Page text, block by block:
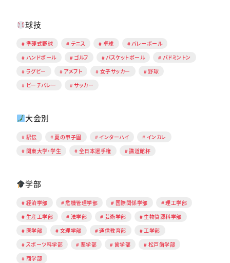
球技
準硬式野球 テニス 卓球
バレーボール
ハンドボール
ゴルフ バスケットボール
バドミントン
ラグビー
アメフト 女子サッカー
野球
ビーチバレー
サッカー
大会別
駅伝 夏の甲子園 インターハイ
インカレ
関東大学・学生
全日本選手権 講道館杯
学部
経済学部 危機管理学部 国際関係学部
理工学部
生産工学部
法学部 芸術学部
生物資源科学部
医学部
文理学部 通信教育部
工学部
スポーツ科学部
薬学部 歯学部
松戸歯学部
商学部